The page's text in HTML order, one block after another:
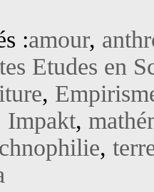
:amour,
Etudes en
,
Impakt,
,